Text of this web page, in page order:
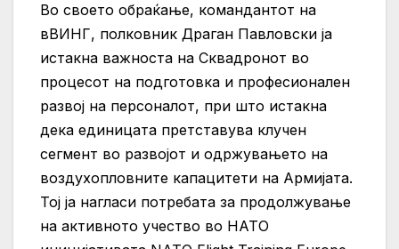
Во своето обраќање, командантот на
вВИНГ, полковник Драган Павловски ја
истакна важноста на Сквадронот во
процесот на подготовка и професионален
развој на персоналот, при што истакна
дека единицата претставува клучен
сегмент во развојот и одржувањето на
воздухопловните капацитети на Армијата.
Тој ја нагласи потребата за продолжување
на активното учество во НАТО